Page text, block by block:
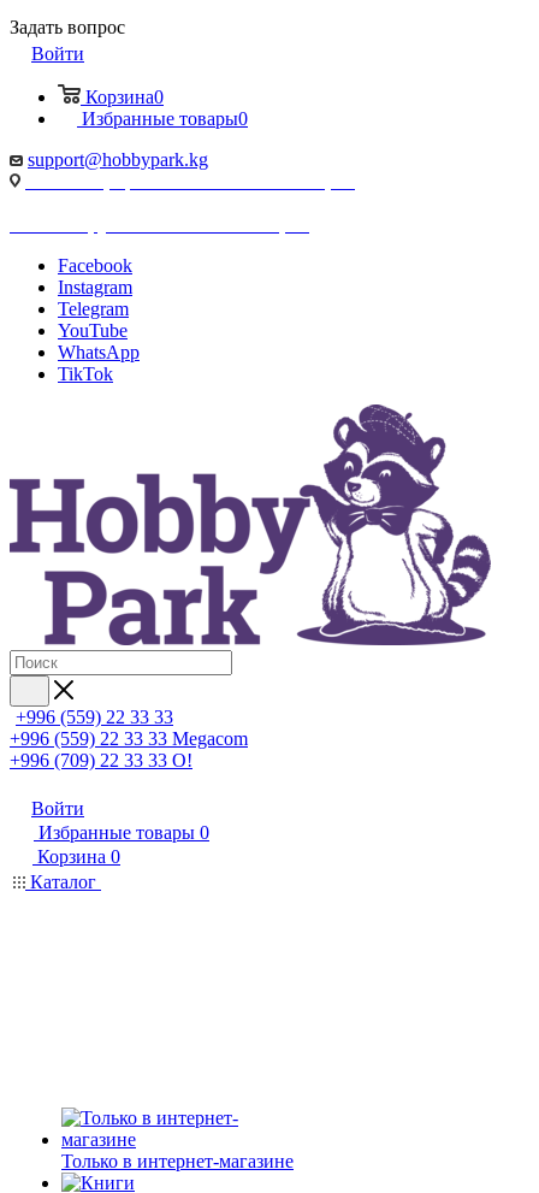
Задать вопрос
Войти
Корзина0
Избранные товары0
support@hobbypark.kg
Facebook
Instagram
Telegram
YouTube
WhatsApp
TikTok
+996 (559) 22 33 33
+996 (559) 22 33 33 Megacom
+996 (709) 22 33 33 O!
Войти
Избранные товары 0
Корзина 0
Каталог
Только в интернет-магазине